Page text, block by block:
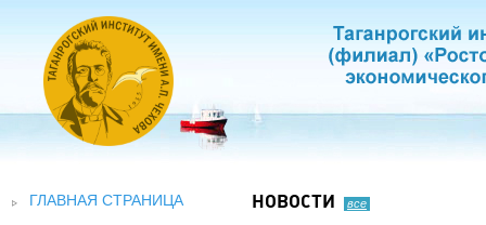
ГЛАВНАЯ СТРАНИЦА
НОВОСТИ все